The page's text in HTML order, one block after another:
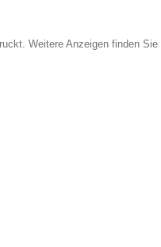
Weitere Anzeigen finden